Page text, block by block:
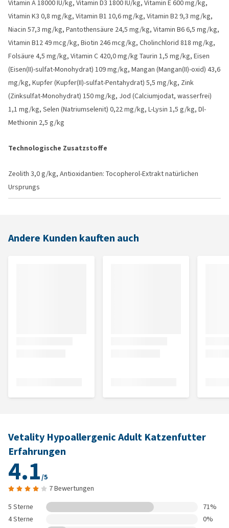
Vitamin A 18000 IU/kg, Vitamin D3 1800 IU/kg, Vitamin E 600 mg/kg,
Vitamin K3 0,8 mg/kg, Vitamin B1 10,6 mg/kg, Vitamin B2 9,3 mg/kg,
Niacin 57,3 mg/kg, Pantothensäure 24,5 mg/kg, Vitamin B6 6,5 mg/kg,
Vitamin B12 49 mcg/kg, Biotin 246 mcg/kg, Cholinchlorid 818 mg/kg,
Folsäure 4,5 mg/kg, Vitamin C 420,0 mg/kg Taurin 1,5 mg/kg, Eisen
(Eisen(II)-sulfat-Monohydrat) 109 mg/kg, Mangan (Mangan(II)-oxid) 43,6
mg/kg, Kupfer (Kupfer(II)-sulfat-Pentahydrat) 5,5 mg/kg, Zink
(Zinksulfat-Monohydrat) 150 mg/kg, Jod (Calciumjodat, wasserfrei)
1,1 mg/kg, Selen (Natriumselenit) 0,22 mg/kg, L-Lysin 1,5 g/kg, Dl-
Methionin 2,5 g/kg
Technologische Zusatzstoffe
Zeolith 3,0 g/kg, Antioxidantien: Tocopherol-Extrakt natürlichen
Ursprungs
Andere Kunden kauften auch
Vetality Hypoallergenic Adult Katzenfutter
Erfahrungen
4.1/5
7 Bewertungen
5 Sterne
71%
4 Sterne
0%